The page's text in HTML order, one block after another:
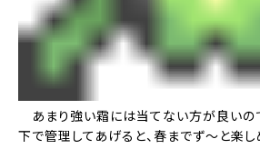
あまり強い霜には当てない方が良いの
下で管理してあげると、春までず～と楽し